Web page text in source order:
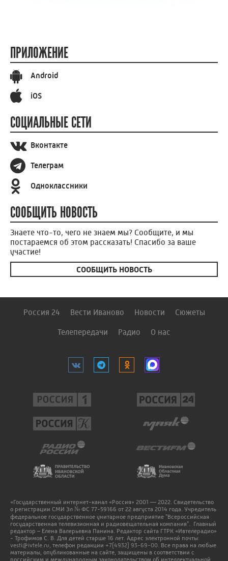
ПРИЛОЖЕНИЕ
Android
iOS
СОЦИАЛЬНЫЕ СЕТИ
Вконтакте
Телеграм
Одноклассники
СООБЩИТЬ НОВОСТЬ
Знаете что-то, чего не знаем мы? Сообщите, и мы
постараемся об этом рассказать! Спасибо за ваше
участие!
СООБЩИТЬ НОВОСТЬ
Россия 24 Вести Иваново Новости Сюжеты
Телепередачи Радио О нас
«Государственный интернет-канал «Россия» 2001 — 2022. Свидетельство
о регистрации СМИ Эл № ФС 77-59166 от 22 августа 2014 года. Учредитель
федеральное государственное унитарное предприятие "Всероссийская
государственная телевизионная и радиовещательная компания". Главный
редактор – Елена Валерьевна Панина. Редактор сайта ГТРК «Ивтелерадио»
- Трофимов С. В. Для детей старше 16 лет. Адрес электронной почты:
vesti@ivtele.ru , телефон редакции +7(4932) 93-69-00 . Все права на любые
материалы, опубликованные на сайте, защищены в соответствии с
российским и международным законодательством об интеллектуальной